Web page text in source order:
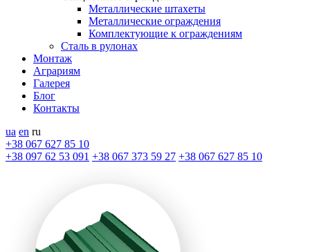
Металлические штахеты
Металлические ограждения
Комплектующие к ограждениям
Сталь в рулонах
Монтаж
Аграриям
Галерея
Блог
Контакты
ua en ru
+38 067 627 85 10
+38 097 62 53 091 +38 067 373 59 27 +38 067 627 85 10